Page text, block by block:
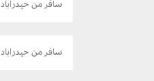
سافر من
سافر من حيدراباد